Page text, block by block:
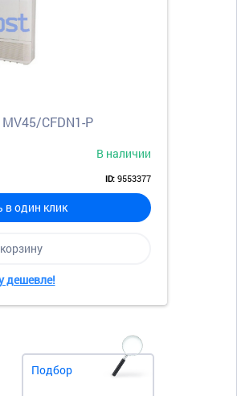
CFDN1-P
В наличии
ID: 9553377
в один клик
В корзину
дешевле!
Подбор